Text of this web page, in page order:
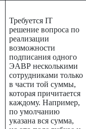
Требуется IT
решение вопроса по
реализации
возможности
подписания одного
ЭАВР несколькими
сотрудниками только
в части той суммы,
которая причитается
каждому. Например,
по умолчанию
указана вся сумма,